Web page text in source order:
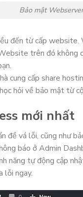
Bảo mật
đến từ cấp
trên đó không
cung cấp share
hỏi về bảo mật từ
mới nhất
đề vá lỗi, cũng như
báo ở Admin
năng tự động cập
lỗi ngay.